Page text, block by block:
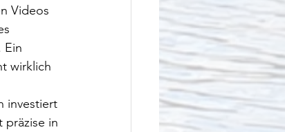
Videos
Ein
wirklich
investiert
präzise in